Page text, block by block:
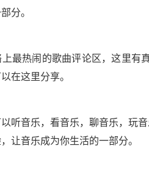
分。
最热闹的歌曲评论区，这里有
在这里分享。
听音乐，看音乐，聊音乐，玩
让音乐成为你生活的一部分。